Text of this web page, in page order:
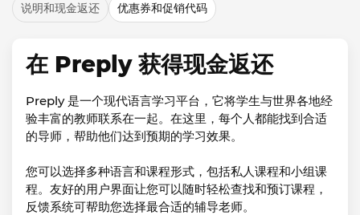
说明和现金返还 优惠券和促销代码
在 Preply 获得现金返还
Preply 是一个现代语言学习平台，它将学生与世界各地经
验丰富的教师联系在一起。在这里，每个人都能找到合适
的导师，帮助他们达到预期的学习效果。
您可以选择多种语言和课程形式，包括私人课程和小组课
程。友好的用户界面让您可以随时轻松查找和预订课程，
反馈系统可帮助您选择最合适的辅导老师。